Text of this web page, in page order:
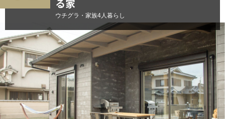
る家
ウチグラ・家族4人暮らし